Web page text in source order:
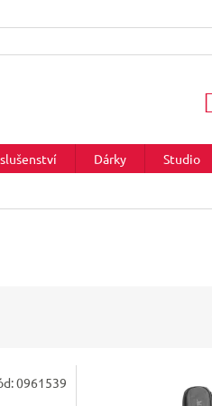
Dárky Studio
0961539